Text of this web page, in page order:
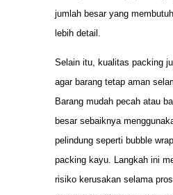
jumlah besar yang
lebih detail.
Selain itu, kualitas packing
agar barang tetap aman
Barang mudah pecah atau
besar sebaiknya
pelindung seperti bubble
packing kayu. Langkah ini
risiko kerusakan selama